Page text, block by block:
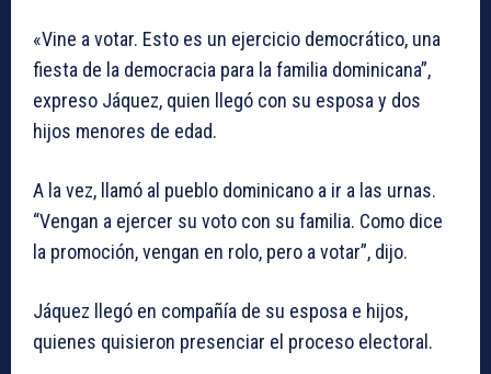
«Vine a votar. Esto es un ejercicio democrático, una
fiesta de la democracia para la familia dominicana”,
expreso Jáquez, quien llegó con su esposa y dos
hijos menores de edad.
A la vez, llamó al pueblo dominicano a ir a las urnas.
“Vengan a ejercer su voto con su familia. Como dice
la promoción, vengan en rolo, pero a votar”, dijo.
Jáquez llegó en compañía de su esposa e hijos,
quienes quisieron presenciar el proceso electoral.